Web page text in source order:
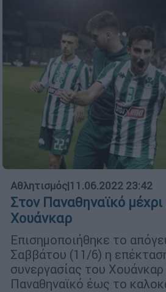
Αθλητισμός|11.06.2022 23:42
Στον Παναθηναϊκό μέχρι
Χουάνκαρ
Επισημοποιήθηκε το
Σαββάτου (11/6) η
συνεργασίας του
Παναθηναϊκό έως το